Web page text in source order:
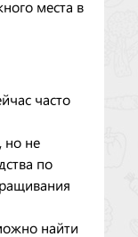
места в
часто
но не
по
найти